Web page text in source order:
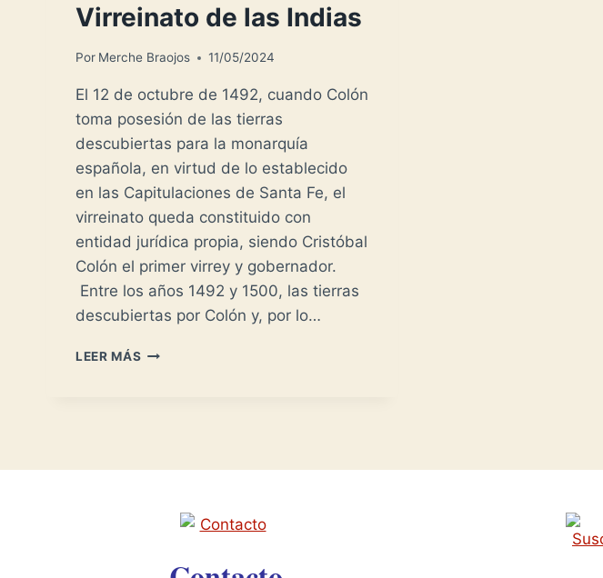
Virreinato de las Indias
Por Merche Braojos 11/05/2024
El 12 de octubre de 1492, cuando Colón
toma posesión de las tierras
descubiertas para la monarquía
española, en virtud de lo establecido
en las Capitulaciones de Santa Fe, el
virreinato queda constituido con
entidad jurídica propia, siendo Cristóbal
Colón el primer virrey y gobernador.
Entre los años 1492 y 1500, las tierras
descubiertas por Colón y, por lo…
LEER MÁS VIRREINATO